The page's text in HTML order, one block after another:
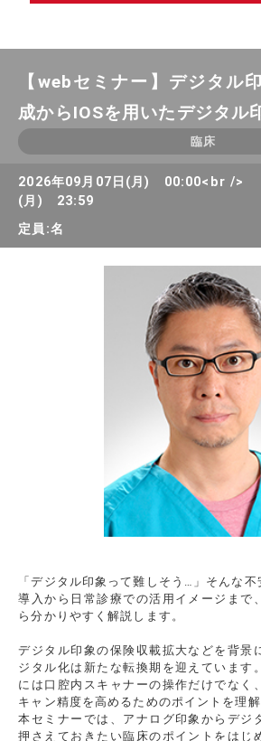
【webセミナー】デジタル
成からIOSを用いたデジタル
臨床
2026年09月07日(月) 00:00<br />
(月) 23:59
定員:名
「デジタル印象って難しそう…」そんな不
導入から日常診療での活用イメージまで
ら分かりやすく解説します。
デジタル印象の保険収載拡大などを背景
ジタル化は新たな転換期を迎えています
には口腔内スキャナーの操作だけでなく
キャン精度を高めるためのポイントを理
本セミナーでは、アナログ印象からデジ
押さえておきたい臨床のポイントをはじ